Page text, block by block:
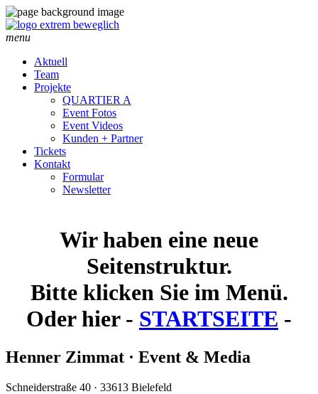
menu
Aktuell
Team
Projekte
QUARTIER A
Event Fotos
Event Videos
Kunden + Partner
Tickets
Kontakt
Formular
Newsletter
Wir haben eine neue
Seitenstruktur.
Bitte klicken Sie im Menü.
Oder hier - STARTSEITE -
Henner Zimmat · Event & Media
Schneiderstraße 40 · 33613 Bielefeld